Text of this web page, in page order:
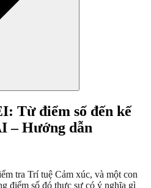
Từ điểm số đến kế
– Hướng dẫn
tra Trí tuệ Cảm xúc, và một con
điểm số đó thực sự có ý nghĩa gì